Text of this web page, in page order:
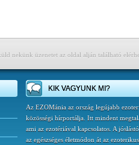
nekünk üzenetet az oldal alján található
KIK VAGYUNK MI?
Az EZOMánia az ország legújabb
közösségi hírportálja. Itt mindent
ami az ezotériával kapcsolatos. A
az egészséges életmódon át az ezoterikus